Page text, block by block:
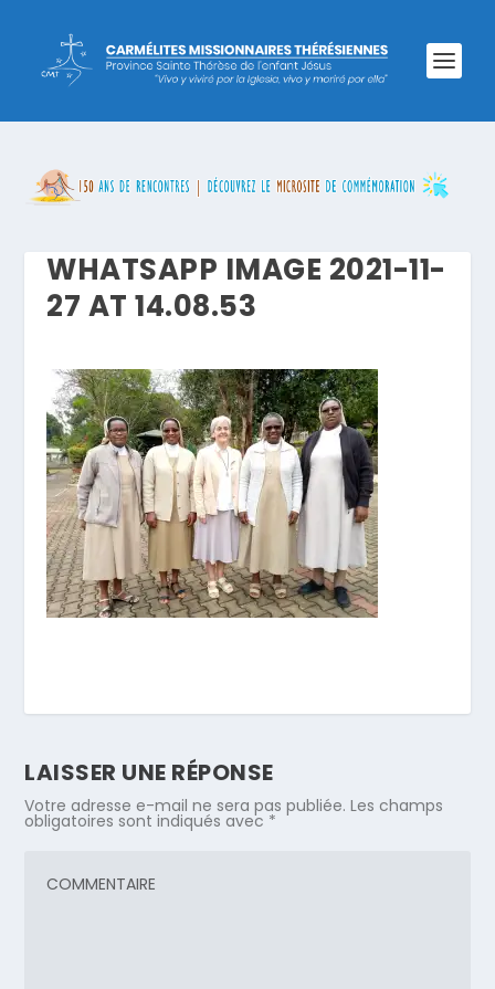
WHATSAPP IMAGE 2021-11-
27 AT 14.08.53
LAISSER UNE RÉPONSE
Votre adresse e-mail ne sera pas publiée. Les champs
obligatoires sont indiqués avec *